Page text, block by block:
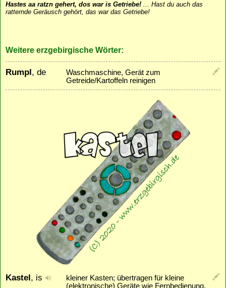
Hastes aa ratzn gehert, dos war is Getriebe! ... Hast du auch das
ratternde Geräusch gehört, das war das Getriebe!
Weitere erzgebirgische Wörter:
Rumpl, de
Waschmaschine, Gerät zum
Getreide/Kartoffeln reinigen
Kastel, is
kleiner Kasten; übertragen für kleine
(elektronische) Geräte wie Fernbedienung,